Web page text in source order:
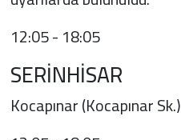
12:05 - 18:05
SERİNHİSAR
Kocapınar (Kocapınar Sk.)